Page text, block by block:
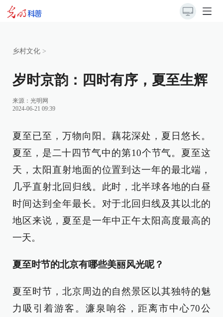
乡村文化 >
岁时京韵：四时有序，夏至生辉
来源： 光明网
2024-06-21 09:39
夏至已至，万物向阳。藕花深处，夏日悠长。
夏至，是二十四节气中的第10个节气。夏至这
天，太阳直射地面的位置到达一年的最北端，
几乎直射北回归线。此时，北半球各地的白昼
时间达到全年最长。对于北回归线及其以北的
地区来说，夏至是一年中正午太阳高度最高的
一天。
夏至时节的北京有哪些美丽风光呢？
夏至时节，北京周边的自然景区以其独特的魅
力吸引着游客。濂泉响谷，距离市中心70公